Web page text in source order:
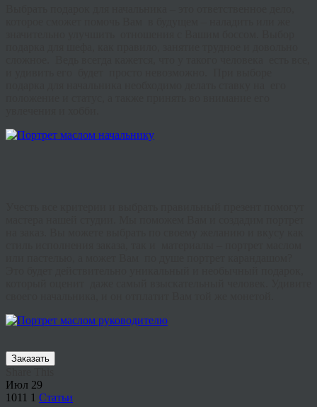
Заказать
Июл 29
1011 1 Статьи